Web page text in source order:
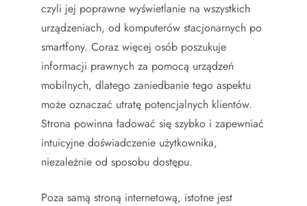
czyli jej poprawne wyświetlanie na wszystkich
urządzeniach, od komputerów stacjonarnych po
smartfony. Coraz więcej osób poszukuje
informacji prawnych za pomocą urządzeń
mobilnych, dlatego zaniedbanie tego aspektu
może oznaczać utratę potencjalnych klientów.
Strona powinna ładować się szybko i zapewniać
intuicyjne doświadczenie użytkownika,
niezależnie od sposobu dostępu.
Poza samą stroną internetową, istotne jest